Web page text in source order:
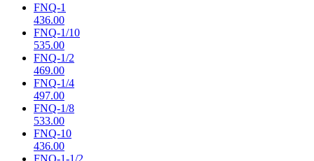
FNQ-1
436.00
FNQ-1/10
535.00
FNQ-1/2
469.00
FNQ-1/4
497.00
FNQ-1/8
533.00
FNQ-10
436.00
FNQ-1-1/2